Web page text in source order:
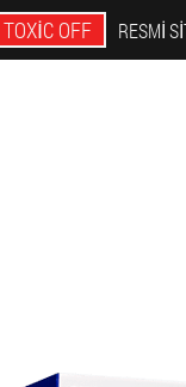
TOXIC OFF RESMI